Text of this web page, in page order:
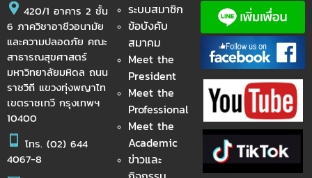
420/1 อาคาร 2 ชั้น
6 ภาควิชาอาชีวอนามัย
และความปลอดภัย คณะ
สาธารณสุขศาสตร์
มหาวิทยาลัยมหิดล ถนน
ราชวิถี แขวงทุ่งพญาไท
เขตราชเทวี กรุงเทพฯ
10400
โทร. (02) 644
4067-8
ระบบสมาชิก
ข้อบังคับ
สมาคม
Meet the
President
Meet the
Professional
Meet the
Academic
ข่าวและ